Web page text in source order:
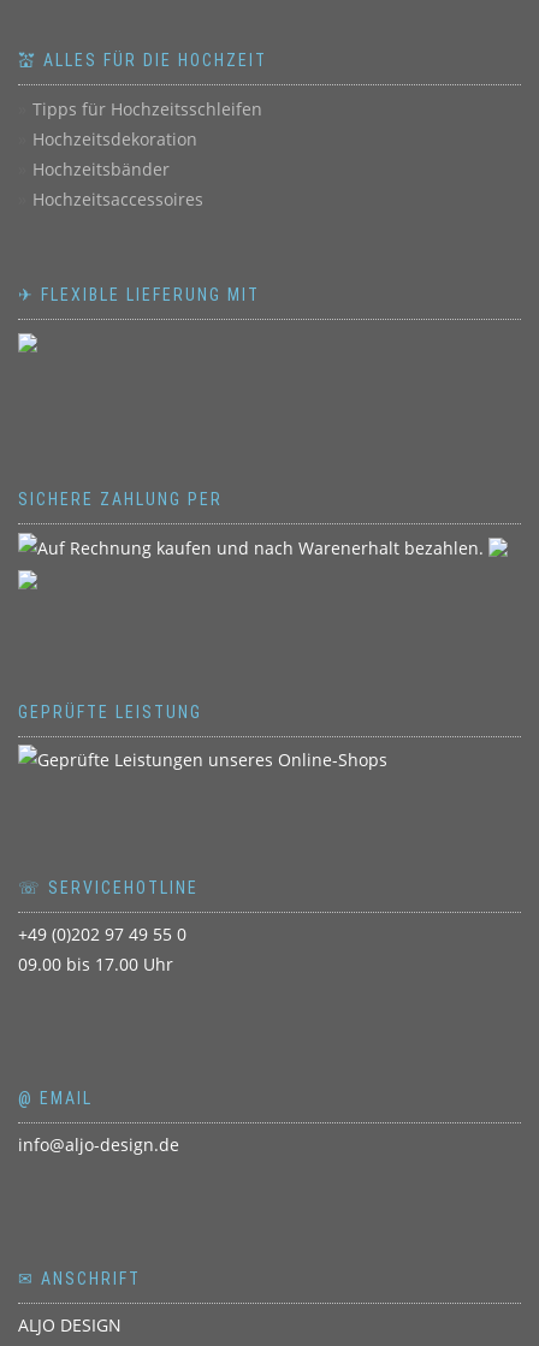
💒 ALLES FÜR DIE HOCHZEIT
Tipps für Hochzeitsschleifen
Hochzeitsdekoration
Hochzeitsbänder
Hochzeitsaccessoires
✈ FLEXIBLE LIEFERUNG MIT
SICHERE ZAHLUNG PER
GEPRÜFTE LEISTUNG
☏ SERVICEHOTLINE
+49 (0)202 97 49 55 0
09.00 bis 17.00 Uhr
@ EMAIL
info@aljo-design.de
✉ ANSCHRIFT
ALJO DESIGN